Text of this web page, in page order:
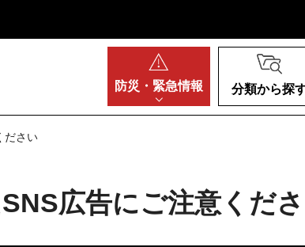
防災・ 緊急情報 分類から探
ださい
広告にご注意くだ